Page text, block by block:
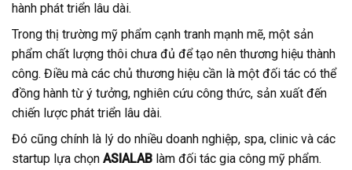
hành phát triển lâu dài.
Trong thị trường mỹ phẩm cạnh tranh mạnh mẽ, một sản
phẩm chất lượng thôi chưa đủ để tạo nên thương hiệu thành
công. Điều mà các chủ thương hiệu cần là một đối tác có thể
đồng hành từ ý tưởng, nghiên cứu công thức, sản xuất đến
chiến lược phát triển lâu dài.
Đó cũng chính là lý do nhiều doanh nghiệp, spa, clinic và các
startup lựa chọn ASIALAB làm đối tác gia công mỹ phẩm.